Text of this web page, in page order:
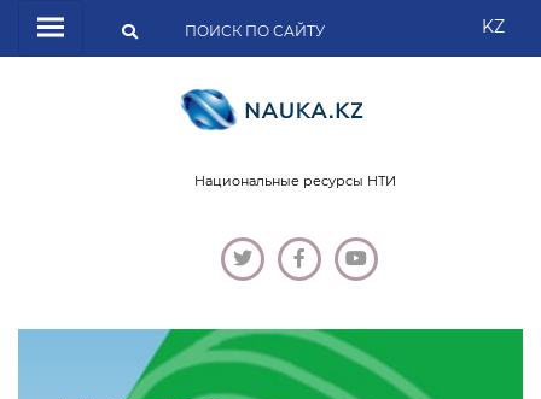
KZ
Национальные ресурсы НТИ